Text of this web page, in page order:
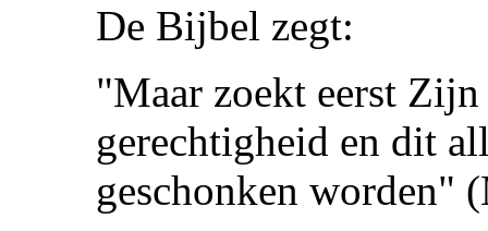
De Bijbel zegt:
"Maar zoekt eerst
gerechtigheid en dit
geschonken worden"